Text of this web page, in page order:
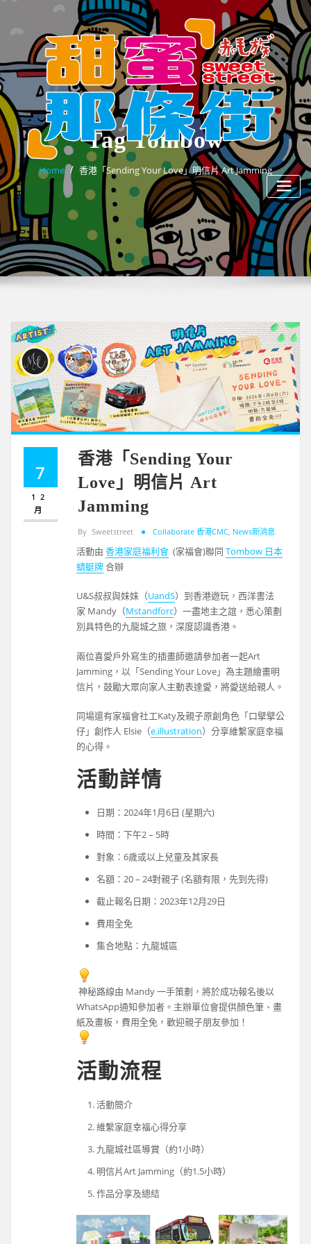
Tag Tombow
Home 香港「Sending Your Love」明信片 Art Jamming
7
12
月
香港「Sending Your
Love」明信片 Art
Jamming
By Sweetstreet Collaborate 香港CMC, News新消息
活動由香港家庭福利會 (家福會)聯同Tombow 日本
蜻蜓牌合辦
U&S叔叔與妹妹（UandS）到香港遊玩，西洋書法
家 Mandy（Mstandforc）一盡地主之誼，悉心策劃
別具特色的九龍城之旅，深度認識香港。
兩位喜愛戶外寫生的插畫師邀請參加者一起Art
Jamming，以「Sending Your Love」為主題繪畫明
信片，鼓勵大眾向家人主動表達愛，將愛送給親人。
同場還有家福會社工Katy及親子原創角色「口擘擘公
仔」創作人 Elsie（e.illustration）分享維繫家庭幸福
的心得。
活動詳情
日期：2024年1月6日 (星期六)
時間：下午2 – 5時
對象：6歲或以上兒童及其家長
名額：20 – 24對親子 (名額有限，先到先得)
截止報名日期：2023年12月29日
費用全免
集合地點：九龍城區
神秘路線由 Mandy 一手策劃，將於成功報名後以
WhatsApp通知參加者。主辦單位會提供顏色筆、畫
紙及畫板，費用全免，歡迎親子朋友參加！
活動流程
活動簡介
維繫家庭幸福心得分享
九龍城社區導賞（約1小時）
明信片Art Jamming（約1.5小時）
作品分享及總結